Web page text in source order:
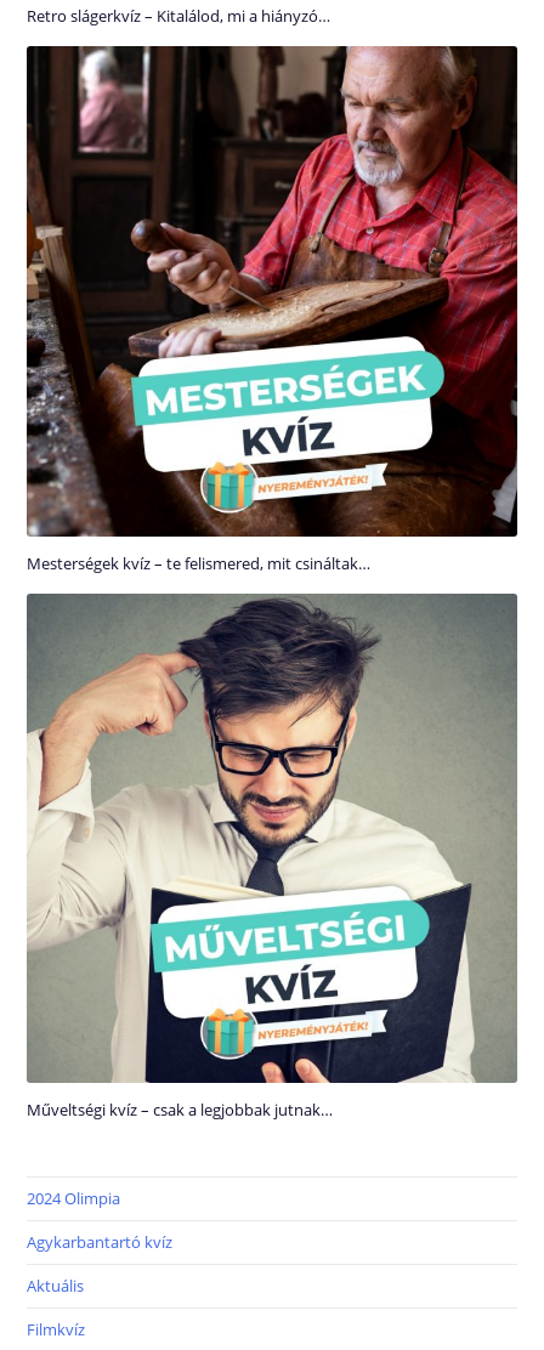
Retro slágerkvíz – Kitalálod, mi a hiányzó…
Mesterségek kvíz – te felismered, mit csináltak…
Műveltségi kvíz – csak a legjobbak jutnak…
2024 Olimpia
Agykarbantartó kvíz
Aktuális
Filmkvíz